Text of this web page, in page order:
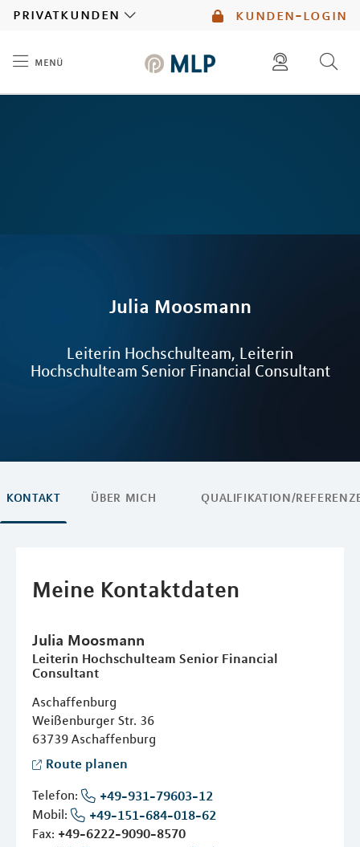
kunden-login
privatkunden
menü
Julia Moosmann
Leiterin Hochschulteam, Leiterin
Hochschulteam Senior Financial Consultant
KONTAKT ÜBER MICH QUALIFIKATION/
Meine Kontaktdaten
Julia Moosmann
Leiterin Hochschulteam Senior Financial
Consultant
Aschaffenburg
Weißenburger Str. 36
63739 Aschaffenburg
Route planen
Telefon:
+49-931-79603-12
Mobil:
+49-151-684-018-62
Fax: +49-6222-9090-8570